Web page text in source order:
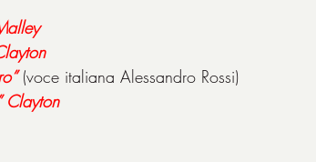
(voce italiana Alessandro Rossi)
Clayton